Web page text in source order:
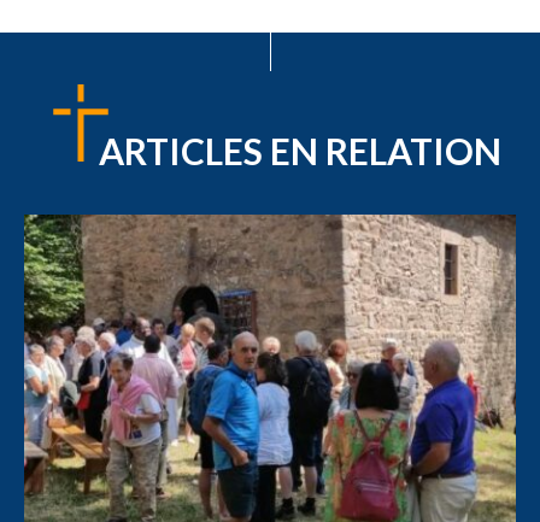
ARTICLES EN RELATION